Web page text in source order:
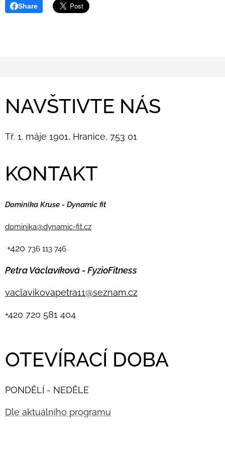
Share
NAVŠTIVTE NÁS
Tř. 1. máje 1901, Hranice, 753 01
KONTAKT
Dominika Kruse - Dynamic fit
dominika@dynamic-fit.cz
+420 736 113 746
Petra Václavíková - FyzioFitness
vaclavikovapetra11@seznam.cz
+420 720 581 404
OTEVÍRACÍ DOBA
PONDĚLÍ - NEDĚLE
Dle aktuálního programu